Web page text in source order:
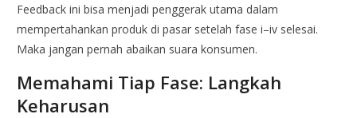
Feedback ini bisa menjadi penggerak utama dalam
mempertahankan produk di pasar setelah fase i–iv selesai.
Maka jangan pernah abaikan suara konsumen.
Memahami Tiap Fase: Langkah
Keharusan